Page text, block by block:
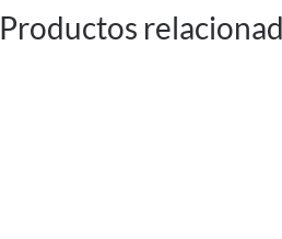
Productos